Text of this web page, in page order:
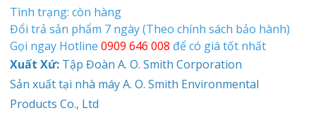
Tình trạng: còn hàng
Đổi trả sản phẩm 7 ngày (Theo chính sách bảo hành)
Gọi ngay Hotline 0909 646 008 để có giá tốt nhất
Xuất Xứ:Tập Đoàn A. O. Smith Corporation
Sản xuất tại nhà máy A. O. Smith Environmental
Products Co., Ltd